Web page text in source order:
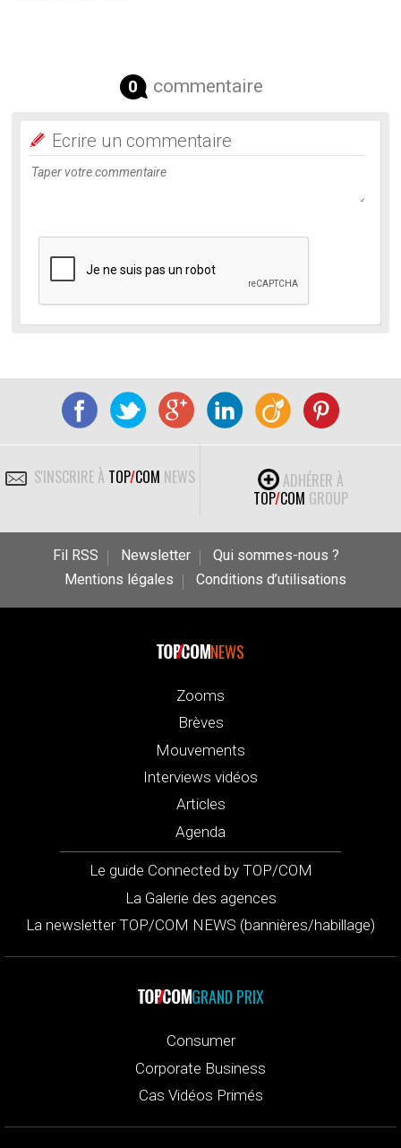
0 commentaire
Ecrire un commentaire
S'INSCRIRE À TOP/COM NEWS
ADHÉRER À
TOP/COM GROUP
Fil RSS Newsletter
Qui sommes-nous ?
Mentions légales
Conditions d’utilisations
NEWS
Zooms
Brèves
Mouvements
Interviews vidéos
Articles
Agenda
Le guide Connected by TOP/COM
La Galerie des agences
La newsletter TOP/COM NEWS (bannières/habillage)
GRAND PRIX
Consumer
Corporate Business
Cas Vidéos Primés